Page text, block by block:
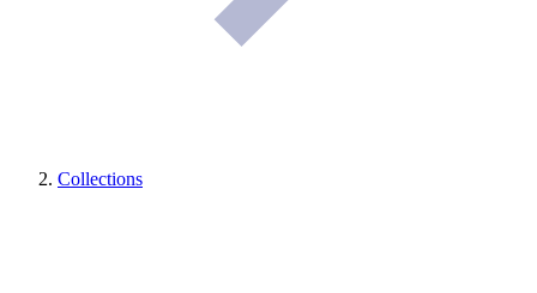
Collections